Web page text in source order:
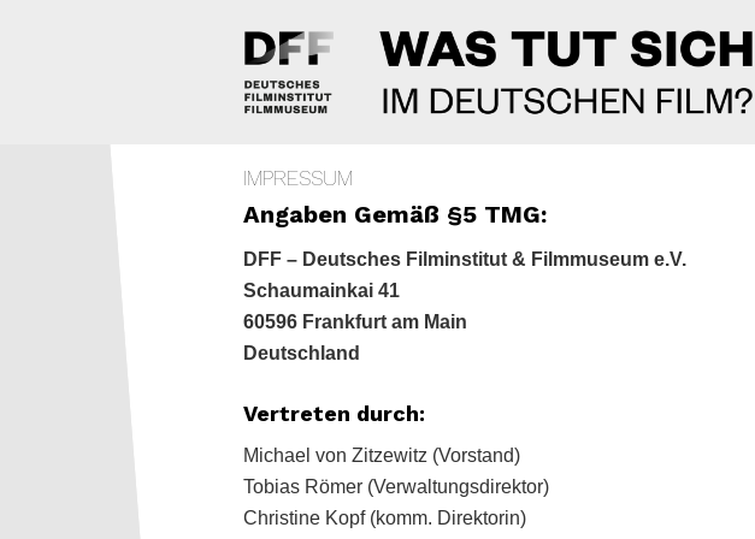
IMPRESSUM
Angaben Gemäß §5 TMG:
DFF – Deutsches Filminstitut & Filmmuseum e.V.
Schaumainkai 41
60596 Frankfurt am Main
Deutschland
Vertreten durch:
Michael von Zitzewitz (Vorstand)
Tobias Römer (Verwaltungsdirektor)
Christine Kopf (komm. Direktorin)